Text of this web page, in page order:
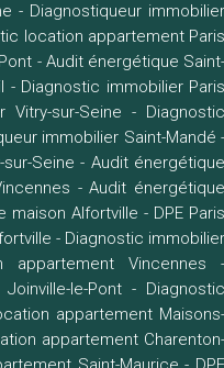
- Diagnostiqueur immobilier
location appartement Paris
- Audit énergétique Saint-
- Diagnostic immobilier Paris
Vitry-sur-Seine - Diagnostic
immobilier Saint-Mandé -
Seine - Audit énergétique
-Audit énergétique
maison Alfortville - DPE Paris
- Diagnostic immobilier
appartement Vincennes -
le-Pont - Diagnostic
appartement Maisons-
appartement Charenton-